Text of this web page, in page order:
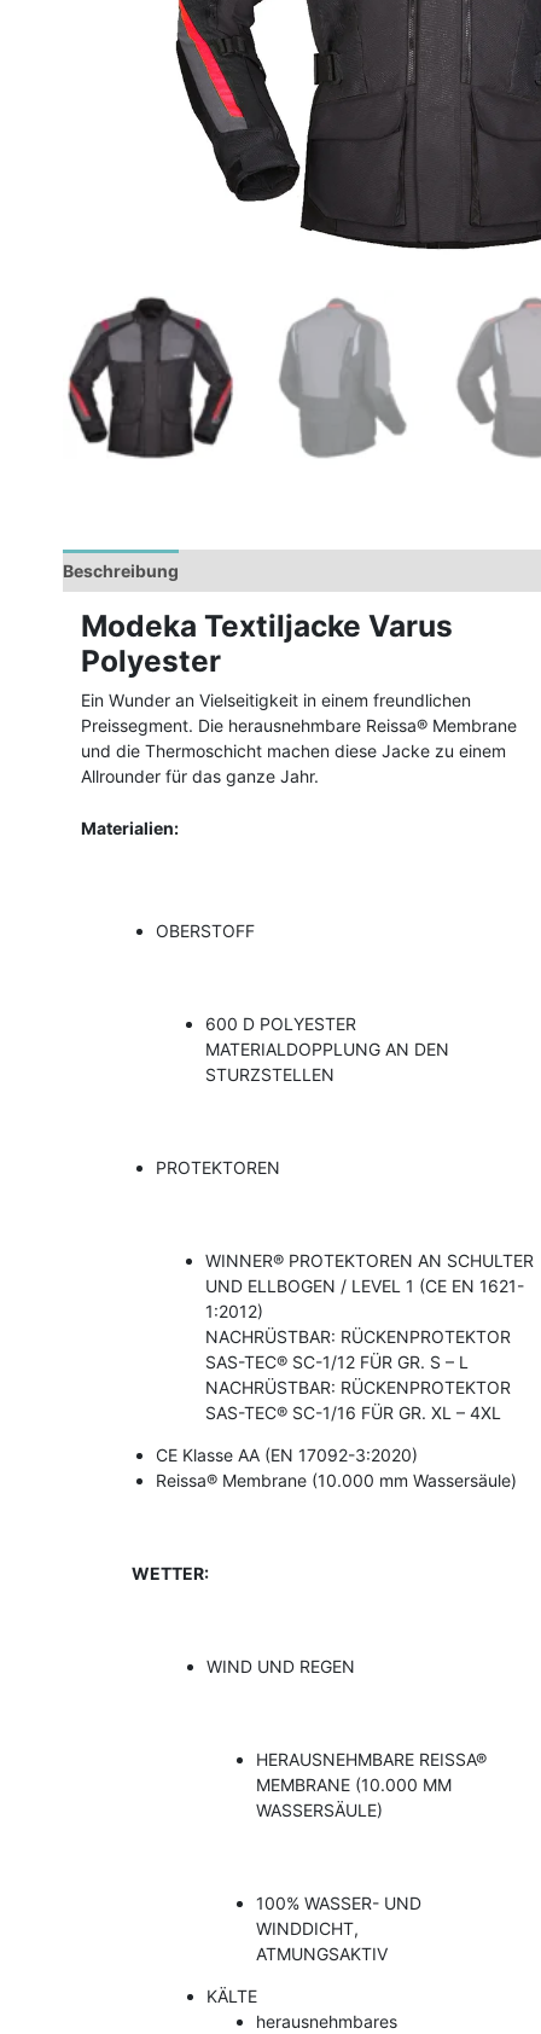
Beschreibung
Modeka Textiljacke Varus
Polyester
Ein Wunder an Vielseitigkeit in einem freundlichen
Preissegment. Die herausnehmbare Reissa® Membrane
und die Thermoschicht machen diese Jacke zu einem
Allrounder für das ganze Jahr.
Materialien:
OBERSTOFF
600 D POLYESTER
MATERIALDOPPLUNG AN DEN
STURZSTELLEN
PROTEKTOREN
WINNER® PROTEKTOREN AN SCHULTER
UND ELLBOGEN / LEVEL 1 (CE EN 1621-
1:2012)
NACHRÜSTBAR: RÜCKENPROTEKTOR
SAS-TEC® SC-1/12 FÜR GR. S – L
NACHRÜSTBAR: RÜCKENPROTEKTOR
SAS-TEC® SC-1/16 FÜR GR. XL – 4XL
CE Klasse AA (EN 17092-3:2020)
Reissa® Membrane (10.000 mm Wassersäule)
WETTER:
WIND UND REGEN
HERAUSNEHMBARE REISSA®
MEMBRANE (10.000 MM
WASSERSÄULE)
100% WASSER- UND
WINDDICHT,
ATMUNGSAKTIV
KÄLTE
herausnehmbares